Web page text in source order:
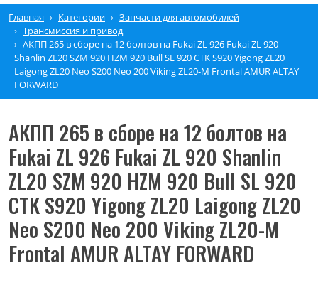
Главная Категории
Запчасти для автомобилей
Трансмиссия и привод
АКПП 265 в сборе на 12 болтов на Fukai ZL 926 Fukai ZL 920
Shanlin ZL20 SZM 920 HZM 920 Bull SL 920 CTK S920 Yigong ZL20
Laigong ZL20 Neo S200 Neo 200 Viking ZL20-M Frontal AMUR ALTAY
FORWARD
АКПП 265 в сборе на 12 болтов на
Fukai ZL 926 Fukai ZL 920 Shanlin
ZL20 SZM 920 HZM 920 Bull SL 920
CTK S920 Yigong ZL20 Laigong ZL20
Neo S200 Neo 200 Viking ZL20-M
Frontal AMUR ALTAY FORWARD